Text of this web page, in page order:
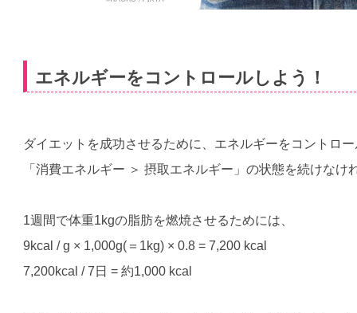
エネルギーをコントロールしよう！
ダイエットを成功させるために、エネルギーをコントロ
「消費エネルギー ＞ 摂取エネルギー」の状態を続けなけ
1週間で体重1kgの脂肪を燃焼させるためには、
9kcal / g × 1,000g(＝1kg) × 0.8 = 7,200 kcal
7,200kcal / 7日 = 約1,000 kcal